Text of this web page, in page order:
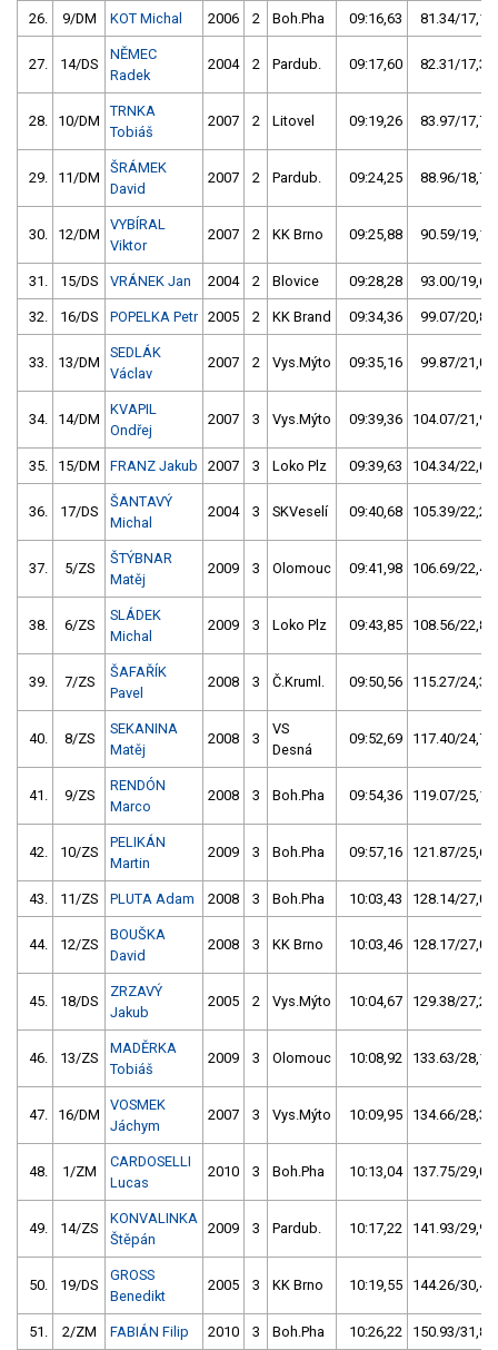
26. 9/DM KOT Michal 2006 2 Boh.Pha 09:16,63 81.34/17,1
27. 14/DS
NĚMEC
Radek
2004 2 Pardub. 09:17,60 82.31/17,3
28. 10/DM
TRNKA
Tobiáš
2007 2 Litovel 09:19,26 83.97/17,7
29. 11/DM
ŠRÁMEK
David
2007 2 Pardub. 09:24,25 88.96/18,7
30. 12/DM
VYBÍRAL
Viktor
2007 2 KK Brno 09:25,88 90.59/19,1
31. 15/DS VRÁNEK Jan 2004 2 Blovice 09:28,28 93.00/19,6
32. 16/DS POPELKA Petr 2005 2 KK Brand 09:34,36 99.07/20,8
33. 13/DM
SEDLÁK
Václav
2007 2 Vys.Mýto 09:35,16 99.87/21,0
34. 14/DM
KVAPIL
Ondřej
2007 3 Vys.Mýto 09:39,36 104.07/21,9
35. 15/DM FRANZ Jakub 2007 3 Loko Plz 09:39,63 104.34/22,0
36. 17/DS
ŠANTAVÝ
Michal
2004 3 SKVeselí 09:40,68 105.39/22,2
37. 5/ZS
ŠTÝBNAR
Matěj
2009 3 Olomouc 09:41,98 106.69/22,4
38. 6/ZS
SLÁDEK
Michal
2009 3 Loko Plz 09:43,85 108.56/22,8
39. 7/ZS
ŠAFAŘÍK
Pavel
2008 3 Č.Kruml. 09:50,56 115.27/24,3
40. 8/ZS
SEKANINA
Matěj
2008 3
VS
Desná
09:52,69 117.40/24,7
41. 9/ZS
RENDÓN
Marco
2008 3 Boh.Pha 09:54,36 119.07/25,1
42. 10/ZS
PELIKÁN
Martin
2009 3 Boh.Pha 09:57,16 121.87/25,6
43. 11/ZS PLUTA Adam 2008 3 Boh.Pha 10:03,43 128.14/27,0
44. 12/ZS
BOUŠKA
David
2008 3 KK Brno 10:03,46 128.17/27,0
45. 18/DS
ZRZAVÝ
Jakub
2005 2 Vys.Mýto 10:04,67 129.38/27,2
46. 13/ZS
MADĚRKA
Tobiáš
2009 3 Olomouc 10:08,92 133.63/28,1
47. 16/DM
VOSMEK
Jáchym
2007 3 Vys.Mýto 10:09,95 134.66/28,3
48. 1/ZM
CARDOSELLI
Lucas
2010 3 Boh.Pha 10:13,04 137.75/29,0
49. 14/ZS
KONVALINKA
Štěpán
2009 3 Pardub. 10:17,22 141.93/29,9
50. 19/DS
GROSS
Benedikt
2005 3 KK Brno 10:19,55 144.26/30,4
51. 2/ZM FABIÁN Filip 2010 3 Boh.Pha 10:26,22 150.93/31,8